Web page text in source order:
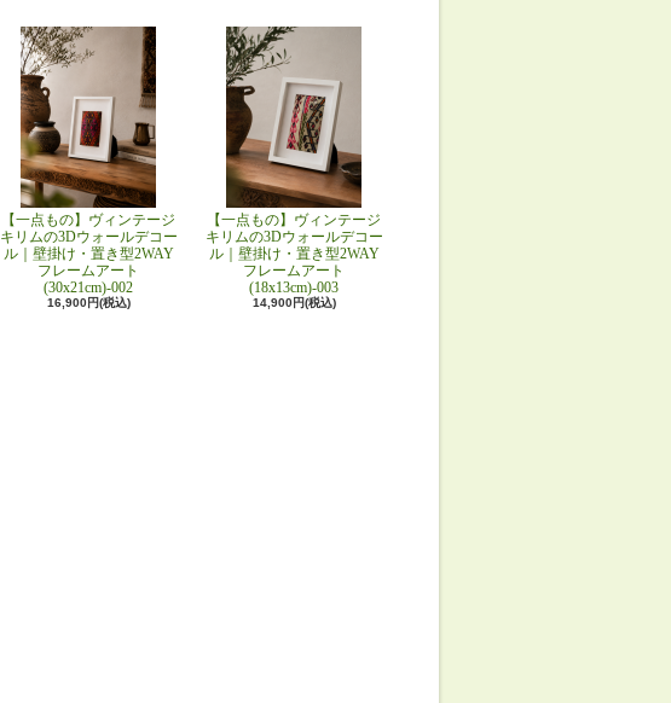
【一点もの】ヴィンテージ
キリムの3Dウォールデコー
ル｜壁掛け・置き型2WAY
フレームアート
(30x21cm)-002
16,900円(税込)
【一点もの】ヴィンテージ
キリムの3Dウォールデコー
ル｜壁掛け・置き型2WAY
フレームアート
(18x13cm)-003
14,900円(税込)